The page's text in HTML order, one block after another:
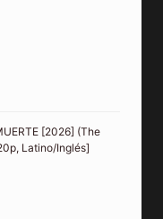
[2026] (The
Latino/Inglés]